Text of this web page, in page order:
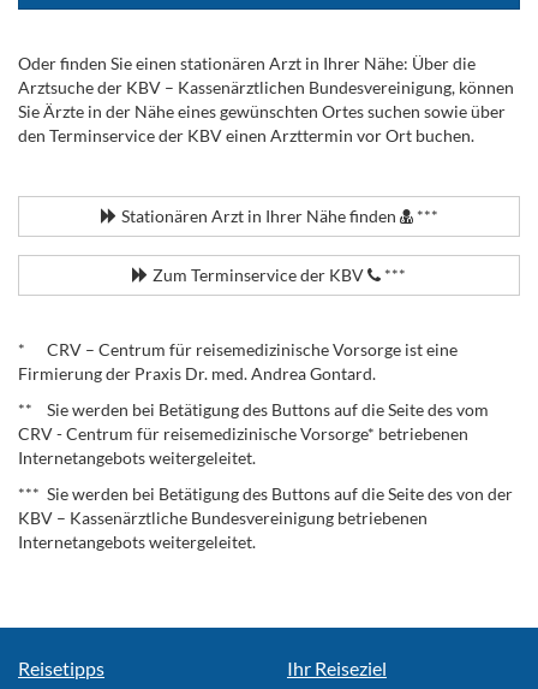
Oder finden Sie einen stationären Arzt in Ihrer Nähe: Über die
Arztsuche der KBV – Kassenärztlichen Bundesvereinigung, können
Sie Ärzte in der Nähe eines gewünschten Ortes suchen sowie über
den Terminservice der KBV einen Arzttermin vor Ort buchen.
Stationären Arzt in Ihrer Nähe finden ***
Zum Terminservice der KBV ***
* CRV – Centrum für reisemedizinische Vorsorge ist eine
Firmierung der Praxis Dr. med. Andrea Gontard.
** Sie werden bei Betätigung des Buttons auf die Seite des vom
CRV - Centrum für reisemedizinische Vorsorge* betriebenen
Internetangebots weitergeleitet.
*** Sie werden bei Betätigung des Buttons auf die Seite des von der
KBV – Kassenärztliche Bundesvereinigung betriebenen
Internetangebots weitergeleitet.
Reisetipps Ihr Reiseziel